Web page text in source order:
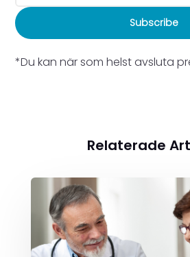
Subscribe
*Du kan när som helst avsluta
Relaterade